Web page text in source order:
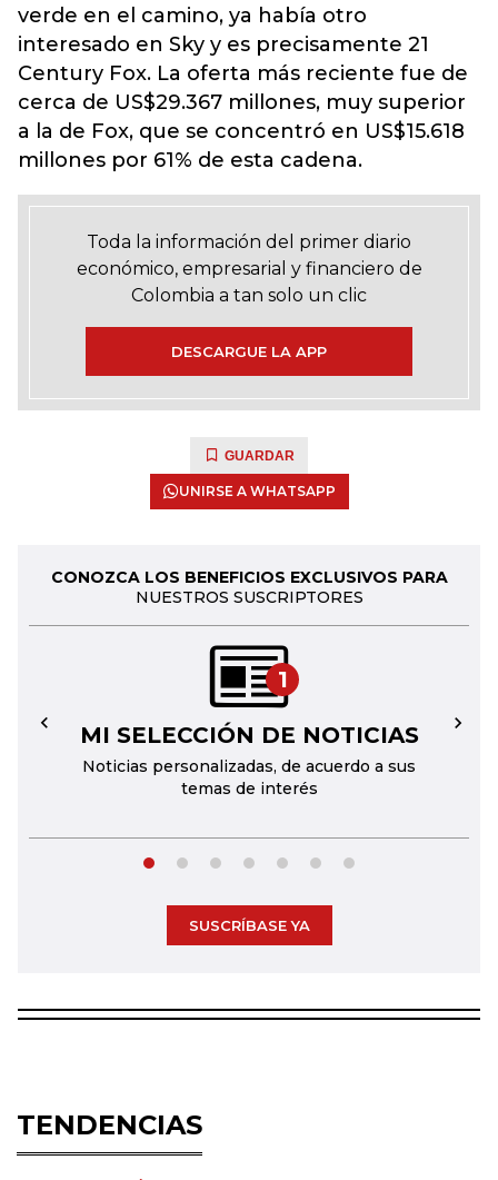
verde en el camino, ya había otro
interesado en Sky y es precisamente 21
Century Fox. La oferta más reciente fue de
cerca de US$29.367 millones, muy superior
a la de Fox, que se concentró en US$15.618
millones por 61% de esta cadena.
Toda la información del primer diario
económico, empresarial y financiero de
Colombia a tan solo un clic
DESCARGUE LA APP
GUARDAR
UNIRSE A WHATSAPP
CONOZCA LOS BENEFICIOS EXCLUSIVOS PARA
NUESTROS SUSCRIPTORES
1
MI SELECCIÓN DE NOTICIAS
Noticias personalizadas, de acuerdo a sus
temas de interés
← →
SUSCRÍBASE YA
TENDENCIAS